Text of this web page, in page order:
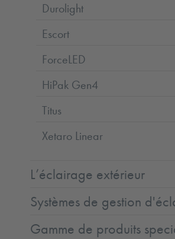
Durolight
Escort
ForceLED
HiPak Gen4
Titus
Xetaro Linear
L’éclairage extérieur
Systèmes de gestion
Gamme de produits